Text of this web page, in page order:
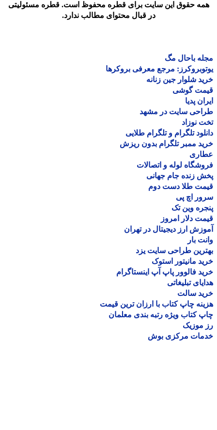
حقوق این سایت برای قطره محفوظ است. قطره مسئولیتی
در قبال محتوای مطالب ندارد.
باحال مگ
مرجع معرفی بروکرها
شلوار جین زنانه
گوشی
پدیا
سایت در مشهد
نوزاد
تلگرام و تلگرام طلایی
ممبر تلگرام بدون ریزش
لوله و اتصالات
زنده جام جهانی
طلا دست دوم
اچ پی
وین تک
دلار امروز
ارز دیجیتال در تهران
بار
طراحی سایت یزد
مانیتور استوک
فالوور پاپ آپ اینستاگرام
تبلیغاتی
سالت
چاپ کتاب با ارزان ترین قیمت
کتاب ویژه رتبه بندی معلمان
موزیک
مرکزی بوش